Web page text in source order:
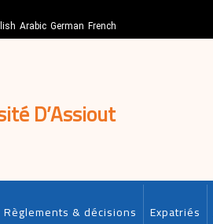
Arabic German French
D’Assiout
Règlements & décisions Expatriés